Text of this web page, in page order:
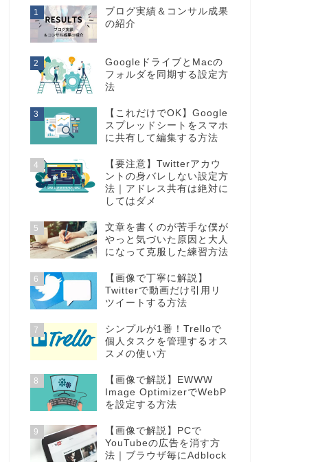
1
ブログ実績＆コンサル成果
の紹介
2
GoogleドライブとMacの
フォルダを同期する設定方
法
3
【これだけでOK】Google
スプレッドシートをスマホ
に共有して編集する方法
4
【要注意】Twitterアカウ
ントの身バレしない設定方
法｜アドレス共有は絶対に
してはダメ
5
文章を書くのが苦手な僕が
やっと気づいた原因と大人
になって克服した練習方法
6
【画像で丁寧に解説】
Twitterで動画だけ引用リ
ツイートする方法
7
シンプルが1番！Trelloで
個人タスクを管理するオス
スメの使い方
8
【画像で解説】EWWW
Image OptimizerでWebP
を設定する方法
9
【画像で解説】PCで
YouTubeの広告を消す方
法｜ブラウザ毎にAdblock